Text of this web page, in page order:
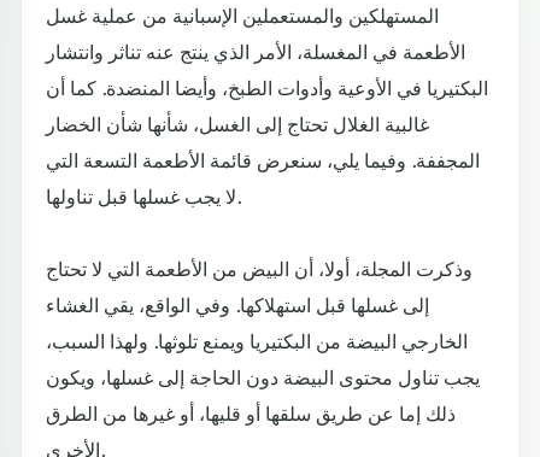
المستهلكين والمستعملين الإسبانية من عملية غسل
الأطعمة في المغسلة، الأمر الذي ينتج عنه تناثر وانتشار
البكتيريا في الأوعية وأدوات الطبخ، وأيضا المنضدة. كما أن
غالبية الغلال تحتاج إلى الغسل، شأنها شأن الخضار
المجففة. وفيما يلي، سنعرض قائمة الأطعمة التسعة التي
لا يجب غسلها قبل تناولها.
وذكرت المجلة، أولا، أن البيض من الأطعمة التي لا تحتاج
إلى غسلها قبل استهلاكها. وفي الواقع، يقي الغشاء
الخارجي البيضة من البكتيريا ويمنع تلوثها. ولهذا السبب،
يجب تناول محتوى البيضة دون الحاجة إلى غسلها، ويكون
ذلك إما عن طريق سلقها أو قليها، أو غيرها من الطرق
الأخرى.